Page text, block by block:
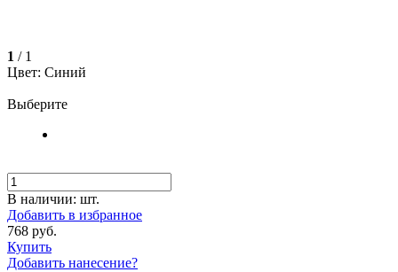
1 / 1
Цвет: Синий
Выберите
В наличии: шт.
Добавить в избранное
768 руб.
Купить
Добавить нанесение?